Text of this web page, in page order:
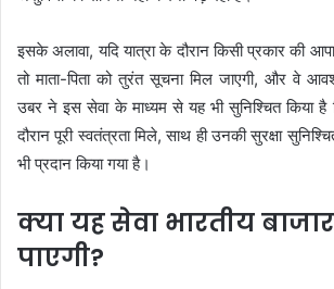
इसके अलावा, यदि यात्रा के दौरान किसी प्रकार की
तो माता-पिता को तुरंत सूचना मिल जाएगी, और वे
उबर ने इस सेवा के माध्यम से यह भी सुनिश्चित किया है
दौरान पूरी स्वतंत्रता मिले, साथ ही उनकी सुरक्षा
भी प्रदान किया गया है।
क्या यह सेवा भारतीय
पाएगी?